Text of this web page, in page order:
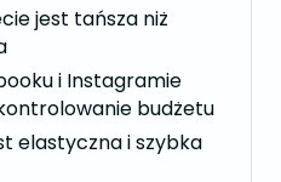
jest tańsza niż
i Instagramie
budżetu
elastyczna i szybka